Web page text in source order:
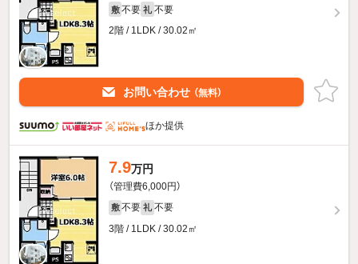
敷 不要 礼 不要
2階 / 1LDK / 30.02㎡
お問い合わせ （無料）
ほか提供
7.9万円
（管理費6,000円）
敷 不要 礼 不要
3階 / 1LDK / 30.02㎡